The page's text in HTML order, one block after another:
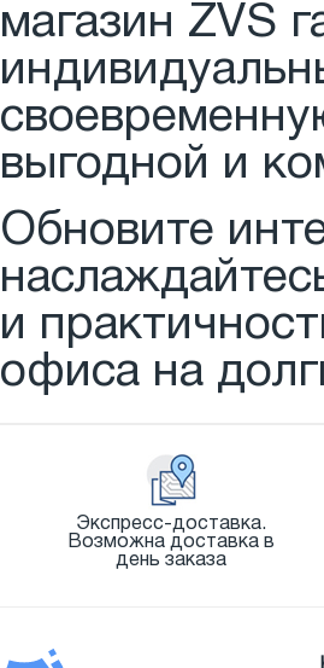
магазин ZVS
выгодной и
Обновите
и
офиса на
Экспресс-доставка.
Возможна доставка в
день заказа